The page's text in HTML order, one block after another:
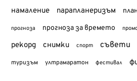
намаление парапланеризъм
прогноза прогноза за времето
рекорд снимки спорт съвети
туризъм ултрамаратон фестивал